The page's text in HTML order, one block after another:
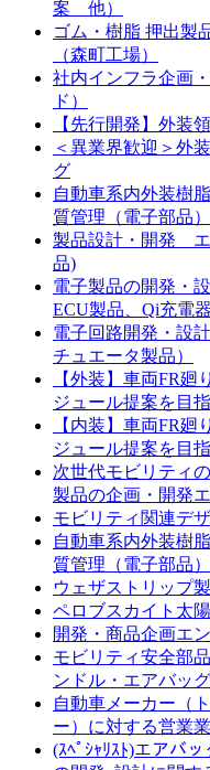
案 他）
ゴム・樹脂 押出
（森町工場）
社内インフラ企画
ド）
【先行開発】外装
＜異業界歓迎＞外
グ
自動車系内外装樹
質管理（電子部品）
製品設計・開発
品)
電子製品の開発・
ECU製品、Qi充電
電子回路開発・設
チュエータ製品）
【外装】車両FR
ジュール提案を目
【内装】車両FR
ジュール提案を目
次世代モビリティ
製品の企画・開発
モビリティ関連デ
自動車系内外装樹
質管理（電子部品）
ウェザストリップ
ペロブスカイト太
開発・商品企画エ
モビリティ安全
ンドル・エアバッ
自動車メーカー（
ー）に対する営業
(ｽﾍﾟｼｬﾘｽﾄ)エアバ